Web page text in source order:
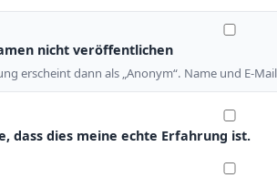
nicht veröffentlichen
erscheint dann als „Anonym“. Name und E-
dass dies meine echte Erfahrung ist.